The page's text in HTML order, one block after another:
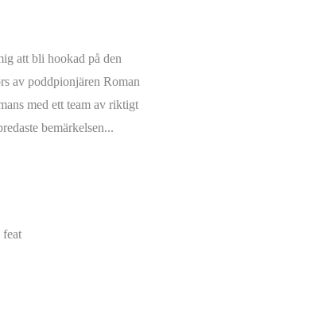
att bli hookad på den
av poddpionjären Roman
med ett team av riktigt
bemärkelsen...